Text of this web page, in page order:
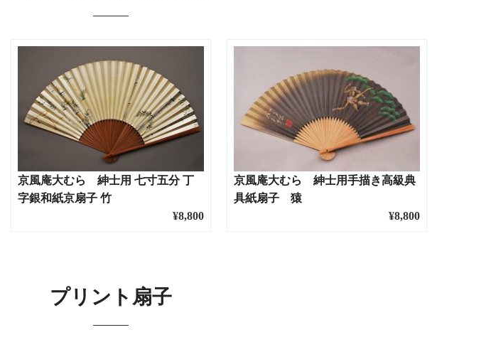
京風庵大むら 紳士用 七寸五分 丁
字銀和紙京扇子 竹
¥8,800
京風庵大むら 紳士用手描き高級典
具紙扇子 猿
¥8,800
プリント扇子